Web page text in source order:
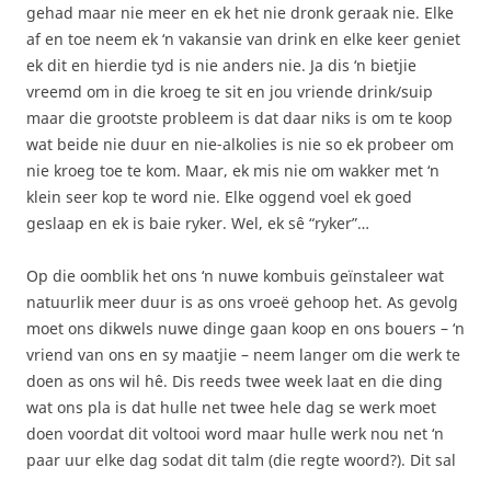
gehad maar nie meer en ek het nie dronk geraak nie. Elke
af en toe neem ek ‘n vakansie van drink en elke keer geniet
ek dit en hierdie tyd is nie anders nie. Ja dis ‘n bietjie
vreemd om in die kroeg te sit en jou vriende drink/suip
maar die grootste probleem is dat daar niks is om te koop
wat beide nie duur en nie-alkolies is nie so ek probeer om
nie kroeg toe te kom. Maar, ek mis nie om wakker met ‘n
klein seer kop te word nie. Elke oggend voel ek goed
geslaap en ek is baie ryker. Wel, ek sê “ryker”…
Op die oomblik het ons ‘n nuwe kombuis geïnstaleer wat
natuurlik meer duur is as ons vroeë gehoop het. As gevolg
moet ons dikwels nuwe dinge gaan koop en ons bouers – ‘n
vriend van ons en sy maatjie – neem langer om die werk te
doen as ons wil hê. Dis reeds twee week laat en die ding
wat ons pla is dat hulle net twee hele dag se werk moet
doen voordat dit voltooi word maar hulle werk nou net ‘n
paar uur elke dag sodat dit talm (die regte woord?). Dit sal